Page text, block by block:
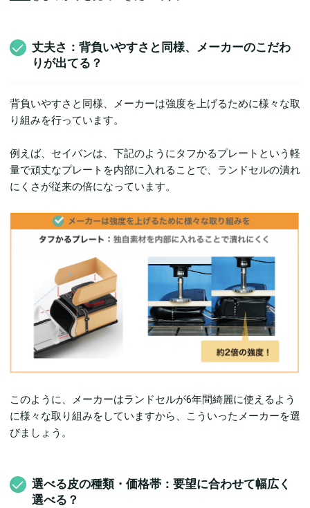
丈夫さ：背負いやすさと同様、メーカーのこだわ
りが出てる？
背負いやすさと同様、メーカーは強度を上げるために様々な取
り組みを行っています。
例えば、セイバンは、下記のようにタフかるプレートという軽
量で頑丈なプレートを内部に入れることで、ランドセルの潰れ
にくさが従来の倍になっています。
このように、メーカーはランドセルが6年間綺麗に使えるよう
に様々な取り組みをしていますから、こういったメーカーを選
びましょう。
選べる皮の種類・価格帯：要望に合わせて幅広く
選べる？